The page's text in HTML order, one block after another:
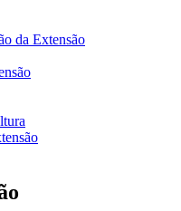
da Extensão